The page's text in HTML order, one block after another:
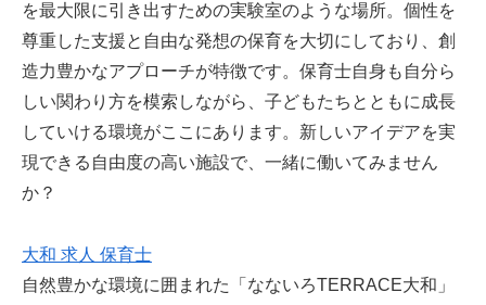
を最大限に引き出すための実験室のような場所。個性を
尊重した支援と自由な発想の保育を大切にしており、創
造力豊かなアプローチが特徴です。保育士自身も自分ら
しい関わり方を模索しながら、子どもたちとともに成長
していける環境がここにあります。新しいアイデアを実
現できる自由度の高い施設で、一緒に働いてみません
か？
大和 求人 保育士
自然豊かな環境に囲まれた「なないろTERRACE大和」